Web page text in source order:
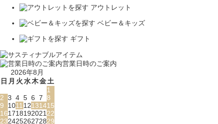
アウトレット
ベビー＆キッズ
ギフト
営業日時のご案内
2026年8月
日 月 火水木金土
1
2 3 4 5 6 7 8
9
1011 12131415
161718192021 22
23242526272829